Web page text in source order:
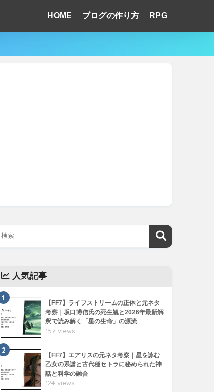
HOME ブログの作り方 RPG
人気記事
1
【FF7】ライフストリームの正体と元ネタ
考察｜坂口博信氏の死生観と2026年最新解
釈で読み解く「星の生命」の源流
157 views
2
【FF7】エアリスの元ネタ考察｜星を詠む
乙女の系譜と古代種セトラに秘められた神
話と科学の融合
124 views